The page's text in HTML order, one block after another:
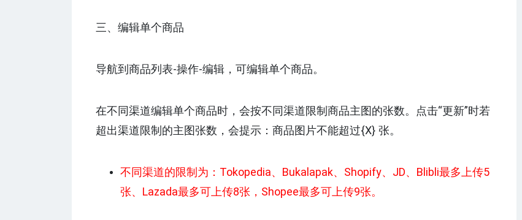
三、编辑单个商品
导航到商品列表-操作-编辑，可编辑单个商品。
在不同渠道编辑单个商品时，会按不同渠道限制商品主图的张数。点击“更新”时若
超出渠道限制的主图张数，会提示：商品图片不能超过{X} 张。
不同渠道的限制为：Tokopedia、Bukalapak、Shopify、JD、Blibli最多上传5
张、Lazada最多可上传8张，Shopee最多可上传9张。